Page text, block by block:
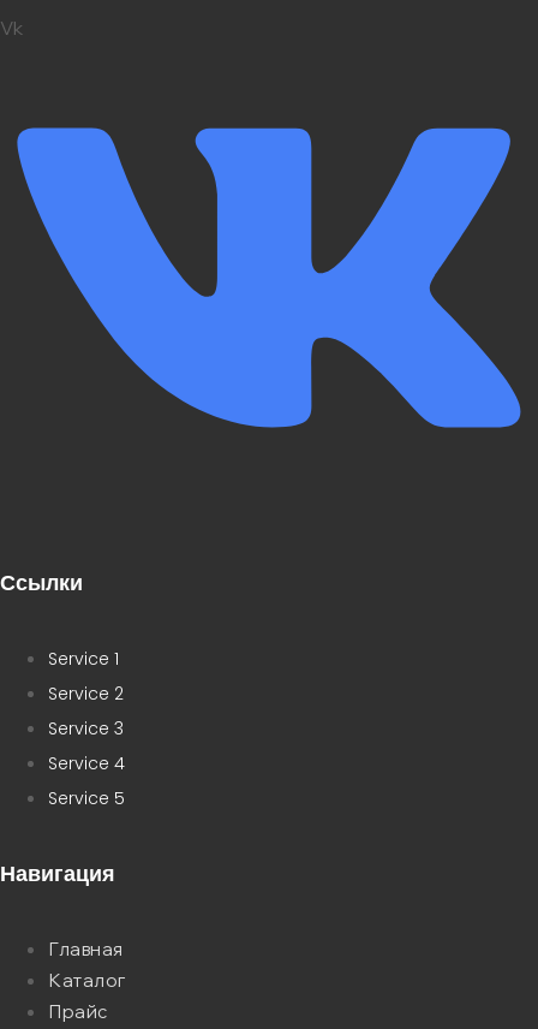
Vk
Ссылки
Service 1
Service 2
Service 3
Service 4
Service 5
Навигация
Главная
Каталог
Прайс